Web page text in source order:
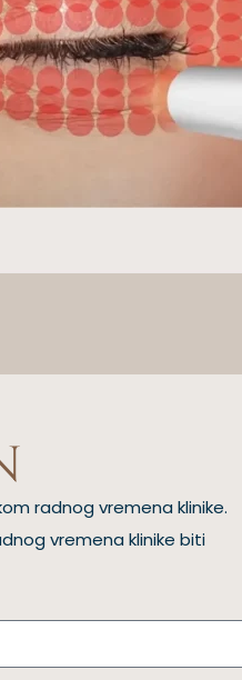
radnog vremena klinike.
vremena klinike biti